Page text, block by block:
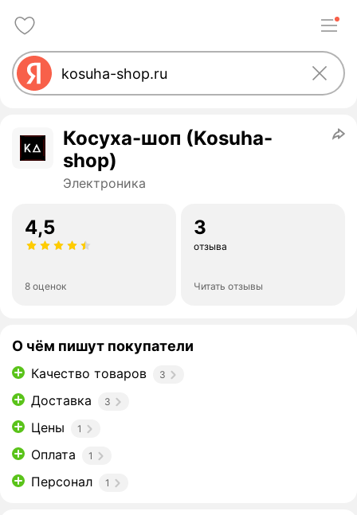
Косуха-шоп (Kosuha-
shop)
Электроника
4,5
8 оценок
3
отзыва
Читать отзывы
О чём пишут покупатели
Качество товаров 3
Доставка 3
Цены 1
Оплата 1
Персонал 1